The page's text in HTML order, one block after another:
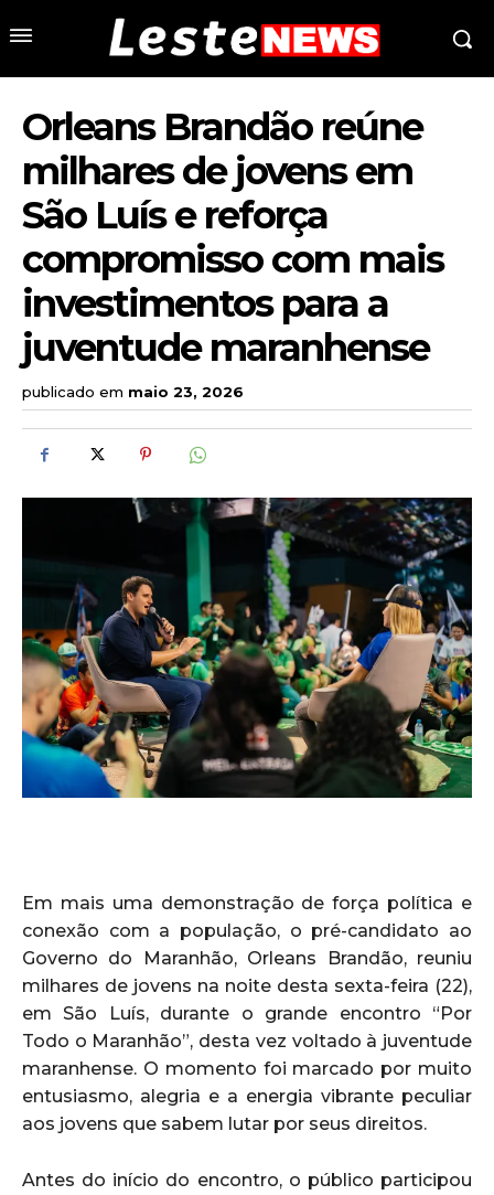
Orleans Brandão reúne
milhares de jovens em
São Luís e reforça
compromisso com mais
investimentos para a
juventude maranhense
publicado em maio 23, 2026
Em mais uma demonstração de força política e
conexão com a população, o pré-candidato ao
Governo do Maranhão, Orleans Brandão, reuniu
milhares de jovens na noite desta sexta-feira (22),
em São Luís, durante o grande encontro “Por
Todo o Maranhão”, desta vez voltado à juventude
maranhense. O momento foi marcado por muito
entusiasmo, alegria e a energia vibrante peculiar
aos jovens que sabem lutar por seus direitos.
Antes do início do encontro, o público participou